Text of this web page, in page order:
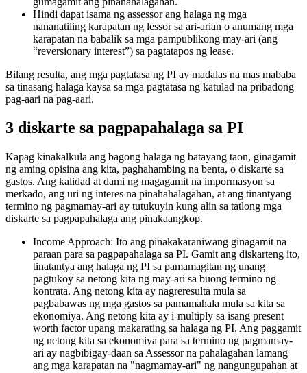
Hindi dapat isama ng assessor ang halaga ng mga
nananatiling karapatan ng lessor sa ari-arian o anumang mga
karapatan na babalik sa mga pampublikong may-ari (ang
“reversionary interest”) sa pagtatapos ng lease.
Bilang resulta, ang mga pagtatasa ng PI ay madalas na mas mababa
sa tinasang halaga kaysa sa mga pagtatasa ng katulad na pribadong
pag-aari na pag-aari.
3 diskarte sa pagpapahalaga sa PI
Kapag kinakalkula ang bagong halaga ng batayang taon, ginagamit
ng aming opisina ang kita, paghahambing na benta, o diskarte sa
gastos. Ang kalidad at dami ng magagamit na impormasyon sa
merkado, ang uri ng interes na pinahahalagahan, at ang tinantyang
termino ng pagmamay-ari ay tutukuyin kung alin sa tatlong mga
diskarte sa pagpapahalaga ang pinakaangkop.
Income Approach: Ito ang pinakakaraniwang ginagamit na
paraan para sa pagpapahalaga sa PI. Gamit ang diskarteng ito,
tinatantya ang halaga ng PI sa pamamagitan ng unang
pagtukoy sa netong kita ng may-ari sa buong termino ng
kontrata. Ang netong kita ay nagreresulta mula sa
pagbabawas ng mga gastos sa pamamahala mula sa kita sa
ekonomiya. Ang netong kita ay i-multiply sa isang present
worth factor upang makarating sa halaga ng PI. Ang paggamit
ng netong kita sa ekonomiya para sa termino ng pagmamay-
ari ay nagbibigay-daan sa Assessor na pahalagahan lamang
ang mga karapatan na "nagmamay-ari" ng nangungupahan at